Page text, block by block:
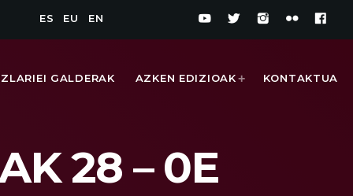
ES EU EN
GALDERAK AZKEN EDIZIOAK KONTAKTUA
28 – 0E